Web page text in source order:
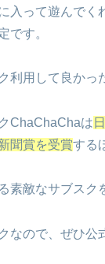
入って遊んでく
です。
利用して良かっ
ChaChaChaは
聞賞を受賞する
素敵なサブスク
なので、ぜひ公